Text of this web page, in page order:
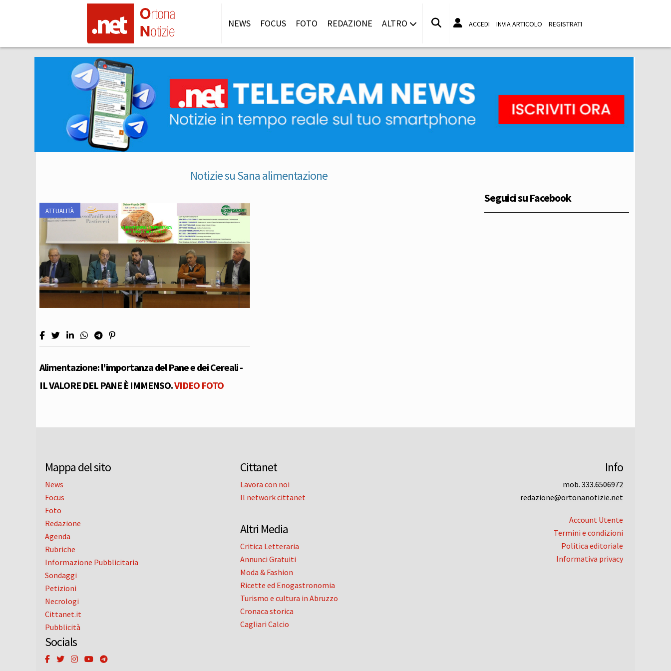
NEWS FOCUS FOTO REDAZIONE ALTRO ACCEDI INVIA ARTICOLO REGISTRATI
Notizie su Sana alimentazione
ATTUALITÀ
Alimentazione: l'importanza del Pane e dei Cereali -
IL VALORE DEL PANE È IMMENSO.VIDEO FOTO
Seguici su Facebook
Mappa del sito
News
Focus
Foto
Redazione
Agenda
Rubriche
Informazione Pubblicitaria
Sondaggi
Petizioni
Necrologi
Cittanet.it
Pubblicità
Socials
Cittanet
Lavora con noi
Il network cittanet
Altri Media
Critica Letteraria
Annunci Gratuiti
Moda & Fashion
Ricette ed Enogastronomia
Turismo e cultura in Abruzzo
Cronaca storica
Cagliari Calcio
Info
mob. 333.6506972
redazione@ortonanotizie.net
Account Utente
Termini e condizioni
Politica editoriale
Informativa privacy